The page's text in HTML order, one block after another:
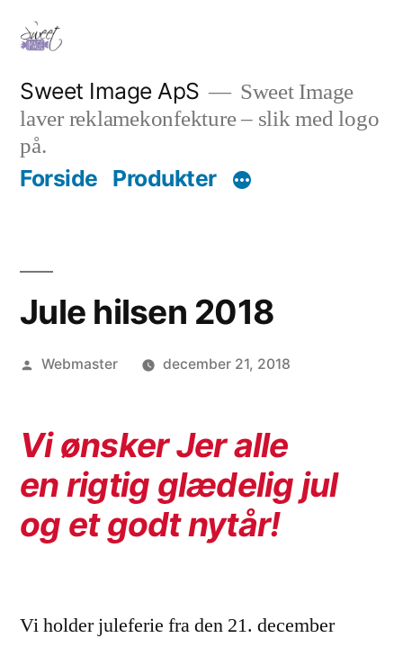
Videre
indhold
Sweet Image ApS
Sweet Image
laver reklamekonfekture – slik med logo
på.
Forside Produkter
Jule hilsen 2018
Posted
Webmaster december 21, 2018
Vi ønsker Jer alle
en rigtig glædelig jul
og et godt nytår!
Vi holder juleferie fra den 21. december